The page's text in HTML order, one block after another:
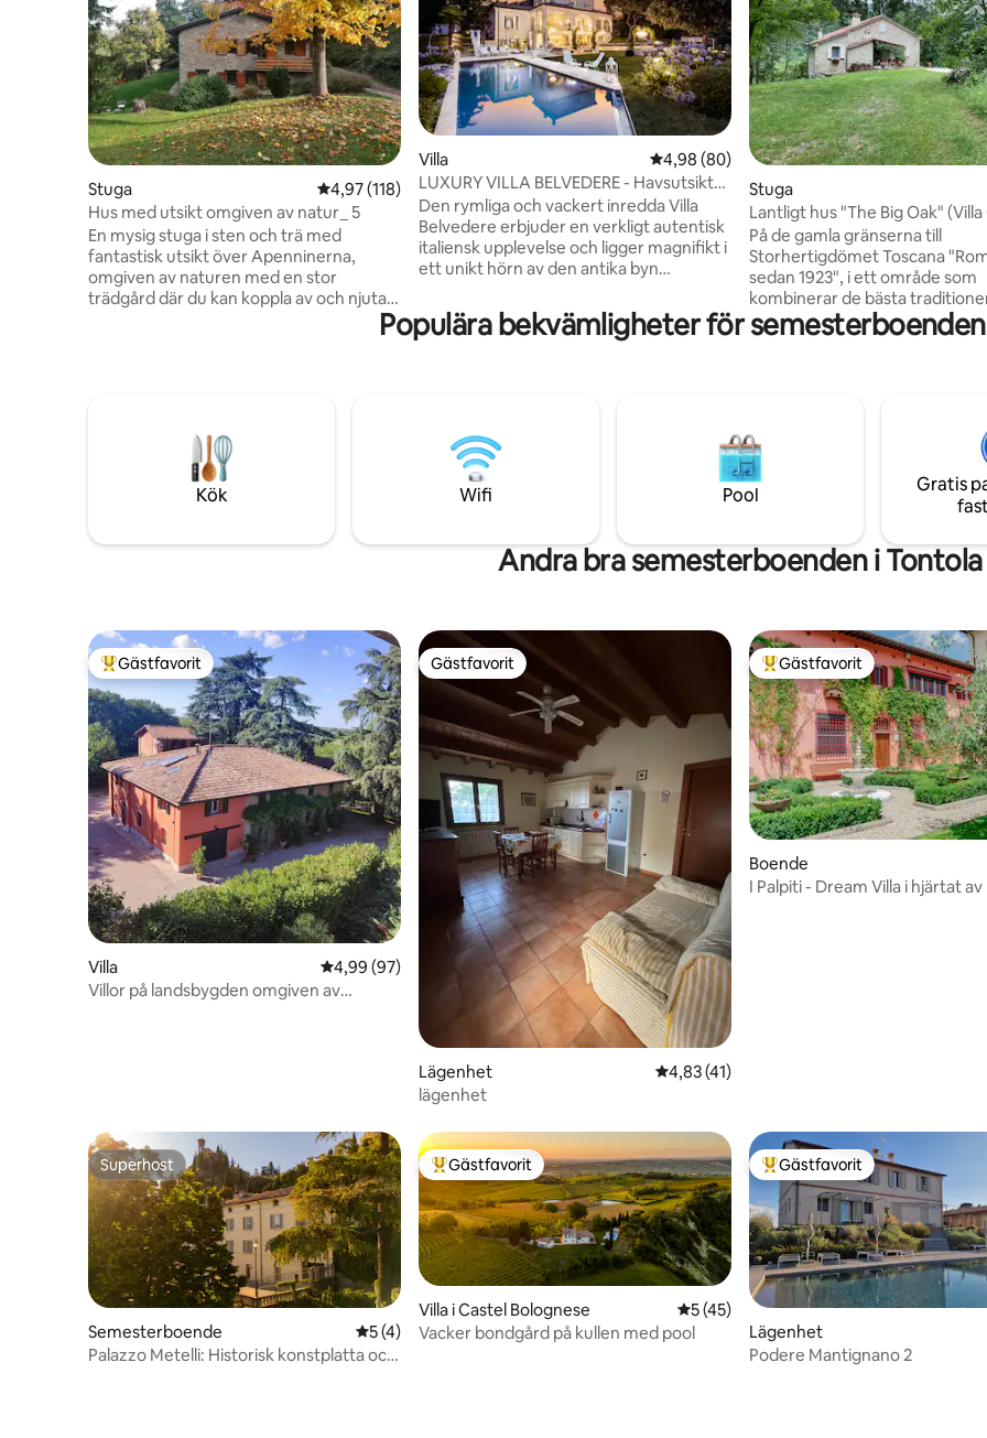
Stuga 4,97 av 5 i genomsnittligt betyg, 118 omdömen
4,97 (118)
Hus med utsikt omgiven av natur_ 5
En mysig stuga i sten och trä med
fantastisk utsikt över Apenninerna,
omgiven av naturen med en stor
trädgård där du kan koppla av och njuta
av de spektakulära solnedgångarna. Vi är
gärna värdar för dig på bottenvåningen
Florens, 10 minuter från
motorvägsavfarten och 30 minuter från
Bolognas flygplats. Missa inte
solnedgången, ännu bättre med ett gott
Villa 4,98 av 5 i genomsnittligt betyg, 80
4,98 (80)
LUXURY VILLA BELVEDERE - Havsutsikt
med pool och spa
Den rymliga och vackert inredda Villa
Belvedere erbjuder en verkligt autentisk
italiensk upplevelse och ligger magnifikt i
ett unikt hörn av den antika byn
fridfulla och pittoreska Romagna-
bergen, havet och kusten. Oändlig pool
underhållen trädgård med grill och
utomhusspel.
Stuga
Lantligt hus "The Big Oak" (Villa
På de gamla gränserna till
Storhertigdömet Toscana
sedan 1923", i ett område som
kombinerar de bästa
de två regionerna, en
lantlig stuga där du kan njuta
skogsparken i Casentino och
kulinariska, kulturella och
upplevelserna i vårt område. En gammal
vedeldad ugn finns i anslutning
Populära bekvämligheter för
Kök Wifi Pool
Gratis
Andra bra semesterboenden i Tontola
Populär gästfavorit
Gästfavorit
Villa 4,99 av 5 i genomsnittligt betyg, 97 omdömen
4,99 (97)
Villor på landsbygden omgiven av
Gästfavorit
Gästfavorit
Lägenhet 4,83 av 5 i genomsnittligt betyg, 41
4,83 (41)
lägenhet
Populär gästfavorit
Gästfavorit
Boende
I Palpiti - Dream Villa i hjärtat
Superhost
Superhost
Semesterboende 5 av 5 i genomsnittligt betyg, 4 omdömen
5 (4)
Palazzo Metelli: Historisk konstplatta och
Populär gästfavorit
Gästfavorit
Villa i Castel Bolognese 5 av 5 i genomsnittligt betyg, 45
5 (45)
Vacker bondgård på kullen med pool
Populär gästfavorit
Gästfavorit
Lägenhet
Podere Mantignano 2